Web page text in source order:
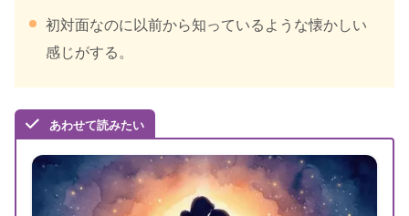
初対面なのに以前から知っているような懐かしい
感じがする。
あわせて読みたい